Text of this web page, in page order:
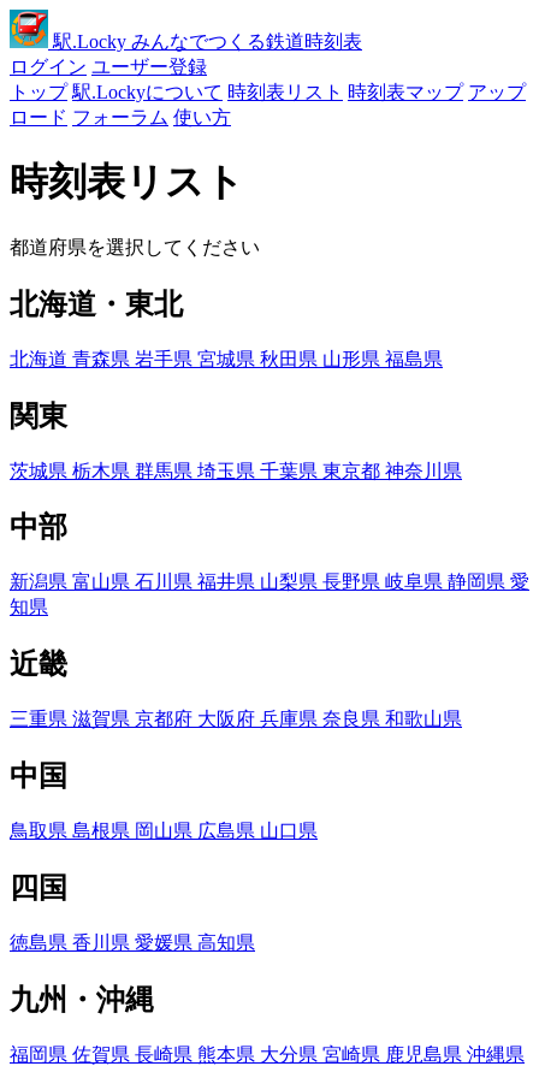
駅.Locky みんなでつくる鉄道時刻表
ログイン ユーザー登録
トップ 駅.Lockyについて 時刻表リスト 時刻表マップ アップ
ロード フォーラム 使い方
時刻表リスト
都道府県を選択してください
北海道・東北
北海道 青森県 岩手県 宮城県 秋田県 山形県 福島県
関東
茨城県 栃木県 群馬県 埼玉県 千葉県 東京都 神奈川県
中部
新潟県 富山県 石川県 福井県 山梨県 長野県 岐阜県 静岡県 愛
知県
近畿
三重県 滋賀県 京都府 大阪府 兵庫県 奈良県 和歌山県
中国
鳥取県 島根県 岡山県 広島県 山口県
四国
徳島県 香川県 愛媛県 高知県
九州・沖縄
福岡県 佐賀県 長崎県 熊本県 大分県 宮崎県 鹿児島県 沖縄県